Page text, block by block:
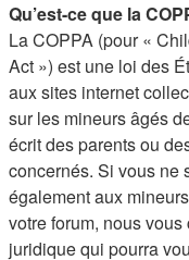
Qu’est-ce que la
La COPPA (pour «
Act ») est une loi des
aux sites internet
sur les mineurs âgés
écrit des parents ou
concernés. Si vous ne
également aux
votre forum, nous
juridique qui pourra